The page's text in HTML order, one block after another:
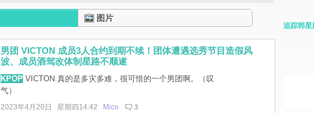
图片
男团 VICTON 成员3人合约到期不续！团体遭遇选秀节目造假风
波、成员酒驾改体制星路不顺遂
KPOPVICTON 真的是多灾多难，很可惜的一个男团啊。（叹
气）
2023年4月20日 星期四14:42 Mico 3
追踪韩星